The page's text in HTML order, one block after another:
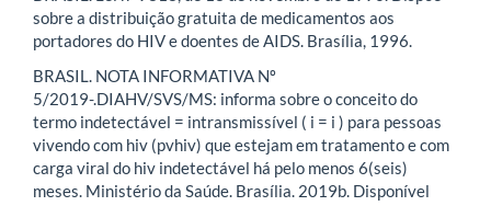
sobre a distribuição gratuita de medicamentos aos
portadores do HIV e doentes de AIDS. Brasília, 1996.
BRASIL. NOTA INFORMATIVA Nº
5/2019-.DIAHV/SVS/MS: informa sobre o conceito do
termo indetectável = intransmissível ( i = i ) para pessoas
vivendo com hiv (pvhiv) que estejam em tratamento e com
carga viral do hiv indetectável há pelo menos 6(seis)
meses. Ministério da Saúde. Brasília. 2019b. Disponível